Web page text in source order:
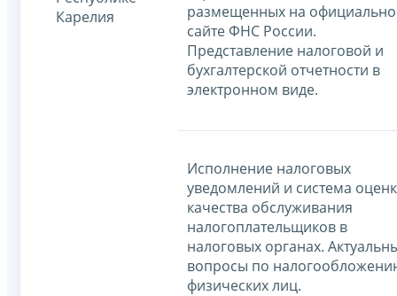
Карелия
размещенных на
сайте ФНС России.
Представление налоговой и
бухгалтерской отчетности в
электронном виде.
Исполнение налоговых
уведомлений и система
качества обслуживания
налогоплательщиков в
налоговых органах.
вопросы по
физических лиц.